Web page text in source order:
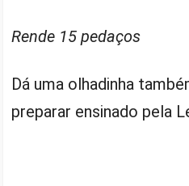
Rende 15 pedaços
Dá uma olhadinha
preparar ensinado pela